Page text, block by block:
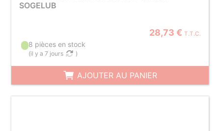
SOGELUB
28,73 € T.T.C.
8 pièces en stock
(il y a 7 jours )
AJOUTER AU PANIER